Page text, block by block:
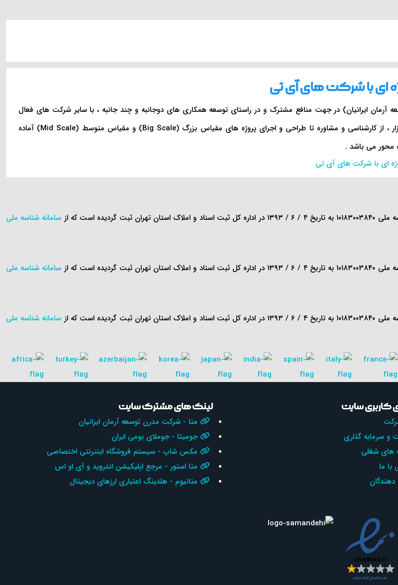
ای با شرکت های آی تی
ایرانیان) در جهت منافع مشترک و در راستای توسعه همکاری های دوجانبه و چند جانبه ، با سایر شرکت های فعال
حوزه طراحی و توسعه نرم افزار ، از کارشناسی و مشاوره تا طراحی و اجرای پروژه های مقیاس بزرگ (Big Scale) و مقیاس متوسط (Mid Scale) آماده
محور می باشد .
ای با شرکت های آی تی
سامانه شناسه ملی
سامانه شناسه ملی
سامانه شناسه ملی
کاربری سایت
و سرمایه گذاری
شغلی
با ما
لینک های مشترک سایت
متا - شرکت مدرن توسعه آرمان ایرانیان
جومیتا - جوملای بومی ایران
مکس شاپ - سیستم فروشگاه اینترنتی اختصاصی
متا استور - مرجع اپلیکیشن اندروید و آی او اس
متانیوم - هلدینگ اعتباری ارزهای دیجیتال